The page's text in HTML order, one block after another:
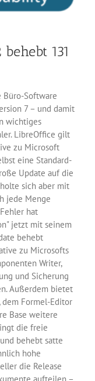
131
Büro-Software
7 – und damit
wichtiges
LibreOffice gilt
zu Microsoft
eine Standard-
Update auf die
sich aber mit
jede Menge
hat
jetzt mit seinem
behebt
zu Microsofts
Writer,
und Sicherung
Außerdem bietet
Formel-Editor
Base weitere
die freie
behebt satte
hohe
die Release